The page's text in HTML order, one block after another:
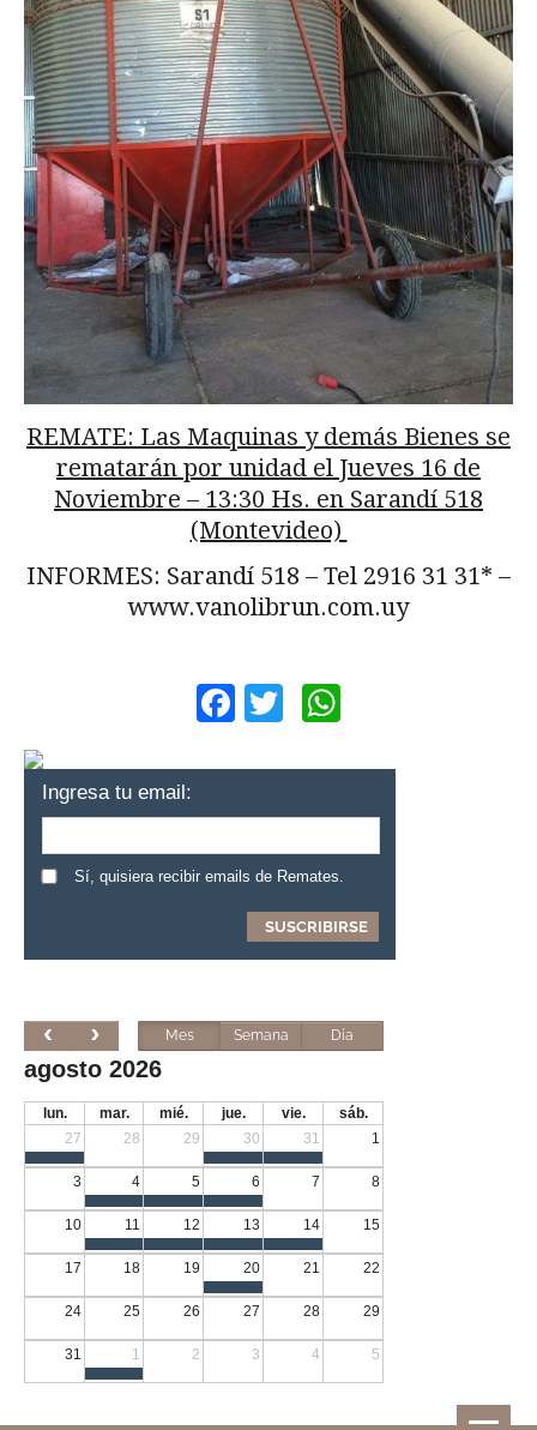
REMATE: Las Maquinas y demás Bienes se
rematarán por unidad el Jueves 16 de
Noviembre – 13:30 Hs. en Sarandí 518
(Montevideo)
INFORMES: Sarandí 518 – Tel 2916 31 31* –
www.vanolibrun.com.uy
Facebook
Twitter
Ingresa tu email:
Sí, quisiera recibir emails de Remates.
Mes Semana Día
agosto 2026
lun. mar. mié. jue. vie.
sáb.
27
28 29 30 31 1
3 4 5 6 7 8
10 11 12 13 14 15
17 18 19 20 21 22
24 25 26 27 28 29
31 1 2 3 4 5